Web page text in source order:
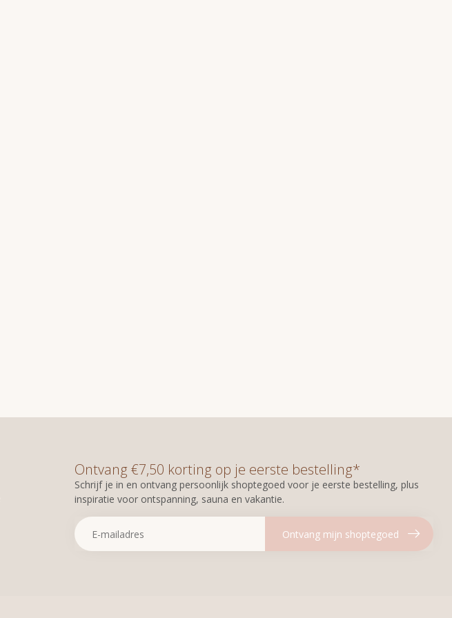
Ontvang €7,50 korting op je eerste bestelling*
Schrijf je in en ontvang persoonlijk shoptegoed voor je eerste bestelling, plus
inspiratie voor ontspanning, sauna en vakantie.
Ontvang mijn shoptegoed